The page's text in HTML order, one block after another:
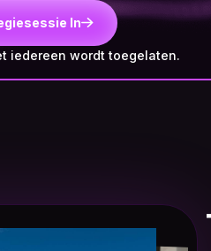
In
iedereen wordt toegelaten.